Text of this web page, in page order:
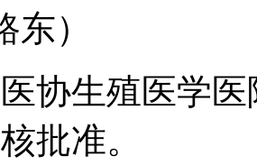
东）
协生殖医学
批准。